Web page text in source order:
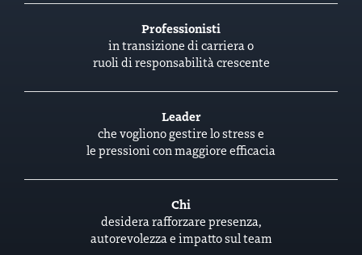
Professionisti
in transizione di carriera o
ruoli di responsabilità crescente
Leader
che vogliono gestire lo stress e
le pressioni con maggiore efficacia
Chi
desidera rafforzare presenza,
autorevolezza e impatto sul team